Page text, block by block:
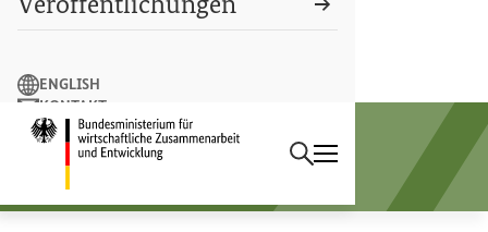
Startseite des
Suchbegriff
Suchen
ENGLISH
KONTAKT
LEICHTE SPRACHE
Sektorprogramm
Rohstoffe und Entwicklung